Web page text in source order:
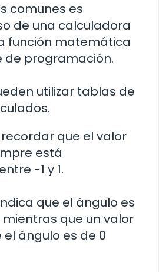
comunes es
de una calculadora
función matemática
de programación.
utilizar tablas de
que el valor
está
-1 y 1.
que el ángulo es
mientras que un valor
el ángulo es de 0